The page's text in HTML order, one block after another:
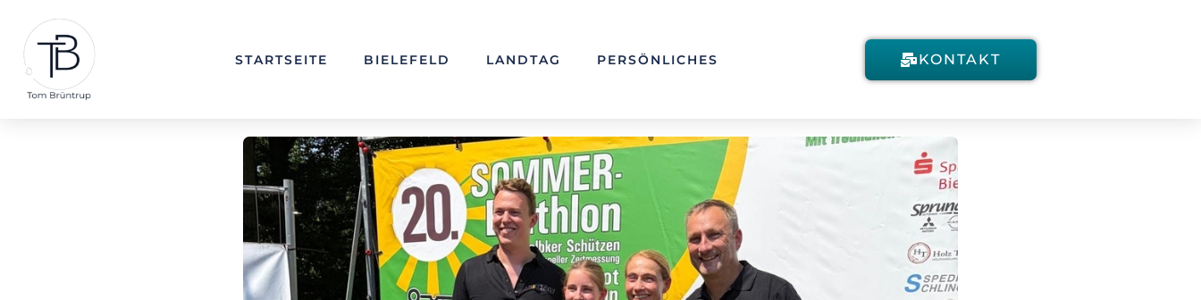
STARTSEITE BIELEFELD LANDTAG PERSÖNLICHES KONTAKT